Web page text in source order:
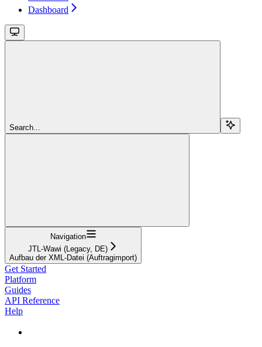
Dashboard
Search...
Navigation
JTL-Wawi (Legacy, DE)
Aufbau der XML-Datei (Auftragimport)
Get Started
Platform
Guides
API Reference
Help